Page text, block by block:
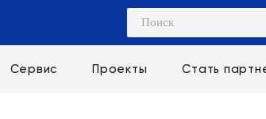
Сервис Проекты Стать